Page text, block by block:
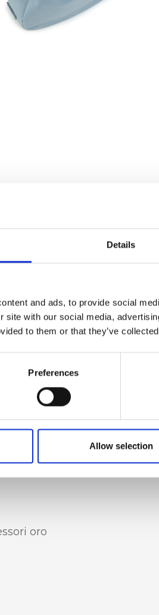
Details
and ads, to provide social
site with our social media,
to them or that they’ve
Preferences
Allow selection
aggiuntiva
con
oro